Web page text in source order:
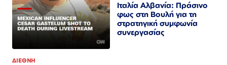
ΔΙΕΘΝΗ
Ιταλία Αλβανία: Πράσινο
φως στη Βουλή για τη
στρατηγική συμφωνία
συνεργασίας